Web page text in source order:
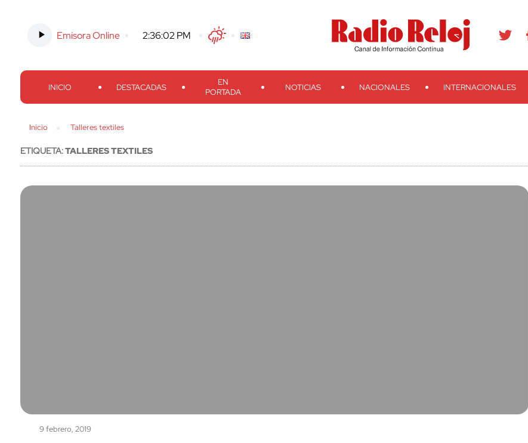
Emisora Online -2:36:03 PM TwitterFacebook
Threads
Instagram TelegramTeveo Ivoox RSS Search
INICIO DESTACADAS
EN
PORTADA
NOTICIAS NACIONALES INTERNACIONALES
Inicio Talleres textiles
ETIQUETA:TALLERES TEXTILES
9 febrero, 2019